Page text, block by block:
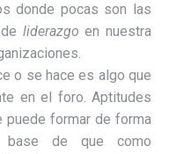
donde pocas son las
liderazgo en nuestra
o se hace es algo que
en el foro. Aptitudes
formar de forma
base de que como